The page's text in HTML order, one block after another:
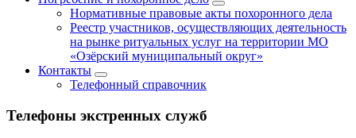
Нормативные правовые акты похоронного дела
Реестр участников, осуществляющих деятельность
на рынке ритуальных услуг на территории МО
«Озёрский муниципальный округ»
Контакты
Телефонный справочник
Телефоны экстренных служб